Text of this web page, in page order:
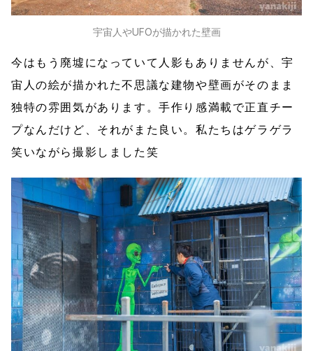
宇宙人やUFOが描かれた壁画
今はもう廃墟になっていて人影もありませんが、宇
宙人の絵が描かれた不思議な建物や壁画がそのまま
独特の雰囲気があります。手作り感満載で正直チー
プなんだけど、それがまた良い。私たちはゲラゲラ
笑いながら撮影しました笑